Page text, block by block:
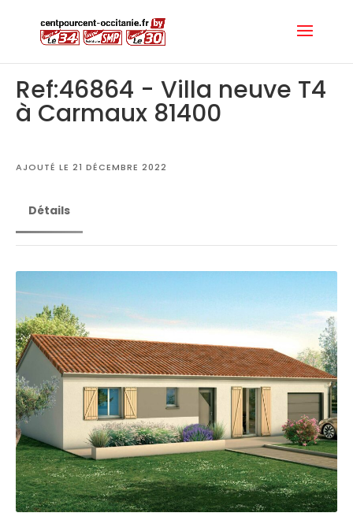
Ref:46864 - Villa neuve T4
à Carmaux 81400
AJOUTÉ LE 21 DÉCEMBRE 2022
Détails